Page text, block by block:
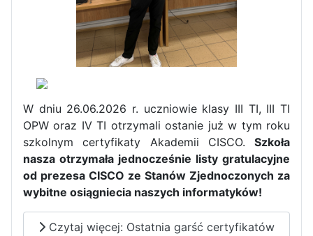
Zakończenie roku maturzystów
W dniu 26.06.2026 r. uczniowie klasy III TI, III TI
OPW oraz IV TI otrzymali ostanie już w tym roku
szkolnym certyfikaty Akademii CISCO. Szkoła
nasza otrzymała jednocześnie listy gratulacyjne
od prezesa CISCO ze Stanów Zjednoczonych za
wybitne osiągniecia naszych informatyków!
Czytaj więcej: Ostatnia garść certyfikatów